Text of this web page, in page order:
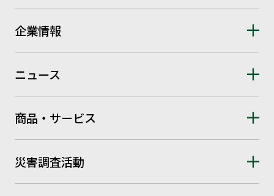
企業情報
ニュース
商品・サービス
災害調査活動